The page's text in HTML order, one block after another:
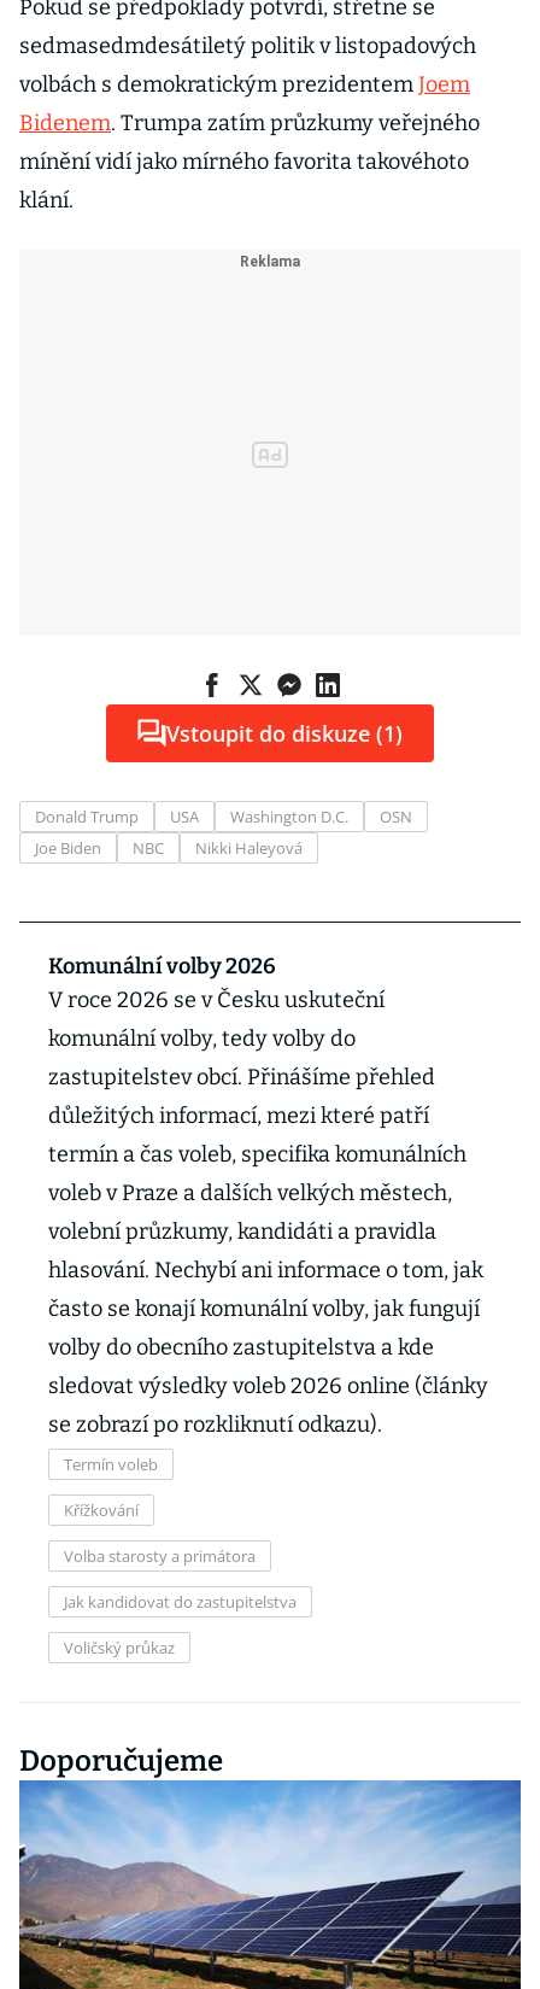
Pokud se předpoklady potvrdí, střetne se
sedmasedmdesátiletý politik v listopadových
volbách s demokratickým prezidentemJoem
Bidenem. Trumpa zatím průzkumy veřejného
mínění vidí jako mírného favorita takovéhoto
klání.
Vstoupit do diskuze (1)
Donald Trump USA Washington D.C.
OSN
Joe Biden
NBC Nikki Haleyová
Komunální volby 2026
V roce 2026 se v Česku uskuteční
komunální volby, tedy volby do
zastupitelstev obcí. Přinášíme přehled
důležitých informací, mezi které patří
termín a čas voleb, specifika komunálních
voleb v Praze a dalších velkých městech,
volební průzkumy, kandidáti a pravidla
hlasování. Nechybí ani informace o tom, jak
často se konají komunální volby, jak fungují
volby do obecního zastupitelstva a kde
sledovat výsledky voleb 2026 online (články
se zobrazí po rozkliknutí odkazu).
Termín voleb
Křížkování
Volba starosty a primátora
Jak kandidovat do zastupitelstva
Voličský průkaz
Doporučujeme